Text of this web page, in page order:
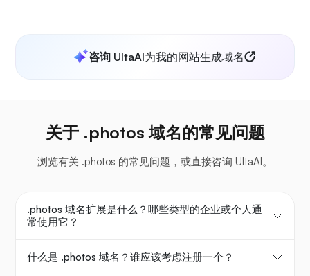
咨询 UltaAI为我的网站生成域名
关于 .photos 域名的常见问题
浏览有关 .photos 的常见问题，或直接咨询 UltaAI。
.photos 域名扩展是什么？哪些类型的企业或个人通
常使用它？
什么是 .photos 域名？谁应该考虑注册一个？